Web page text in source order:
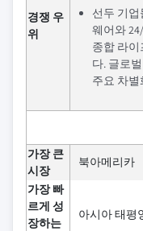
경쟁 우
위
선두 기
웨어와
종합 라
다. 글로
주요 차
가장 큰
시장
북아메리카
가장 빠
르게 성
장하는
아시아 태평